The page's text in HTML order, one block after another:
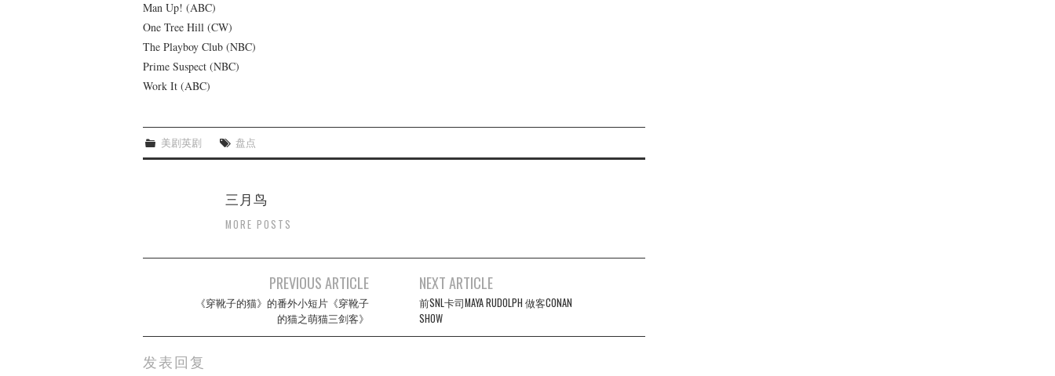
Man Up! (ABC)
One Tree Hill (CW)
The Playboy Club (NBC)
Prime Suspect (NBC)
Work It (ABC)
美剧英剧 盘点
三月鸟
MORE POSTS
navigation
PREVIOUS ARTICLE
《穿靴子的猫》的番外小短片《穿靴子
的猫之萌猫三剑客》
NEXT ARTICLE
前SNL卡司MAYA RUDOLPH 做客CONAN
SHOW
发表回复